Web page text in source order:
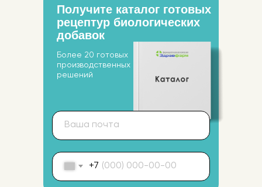
Получите каталог готовых
рецептур биологических
добавок
Более 20 готовых
производственных
решений
+7